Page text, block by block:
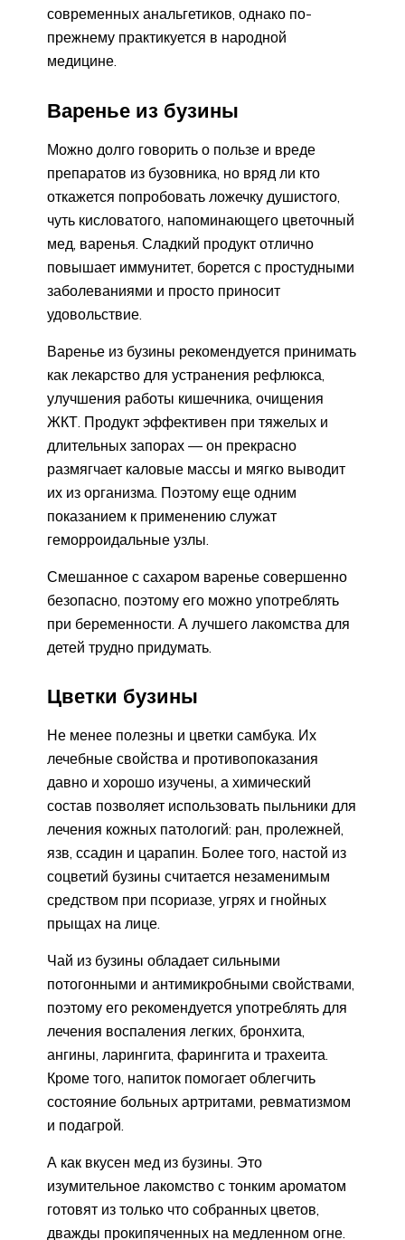
современных анальгетиков, однако по-
прежнему практикуется в народной
медицине.
Варенье из бузины
Можно долго говорить о пользе и вреде
препаратов из бузовника, но вряд ли кто
откажется попробовать ложечку душистого,
чуть кисловатого, напоминающего цветочный
мед, варенья. Сладкий продукт отлично
повышает иммунитет, борется с простудными
заболеваниями и просто приносит
удовольствие.
Варенье из бузины рекомендуется принимать
как лекарство для устранения рефлюкса,
улучшения работы кишечника, очищения
ЖКТ. Продукт эффективен при тяжелых и
длительных запорах — он прекрасно
размягчает каловые массы и мягко выводит
их из организма. Поэтому еще одним
показанием к применению служат
геморроидальные узлы.
Смешанное с сахаром варенье совершенно
безопасно, поэтому его можно употреблять
при беременности. А лучшего лакомства для
детей трудно придумать.
Цветки бузины
Не менее полезны и цветки самбука. Их
лечебные свойства и противопоказания
давно и хорошо изучены, а химический
состав позволяет использовать пыльники для
лечения кожных патологий: ран, пролежней,
язв, ссадин и царапин. Более того, настой из
соцветий бузины считается незаменимым
средством при псориазе, угрях и гнойных
прыщах на лице.
Чай из бузины обладает сильными
потогонными и антимикробными свойствами,
поэтому его рекомендуется употреблять для
лечения воспаления легких, бронхита,
ангины, ларингита, фарингита и трахеита.
Кроме того, напиток помогает облегчить
состояние больных артритами, ревматизмом
и подагрой.
А как вкусен мед из бузины. Это
изумительное лакомство с тонким ароматом
готовят из только что собранных цветов,
дважды прокипяченных на медленном огне.